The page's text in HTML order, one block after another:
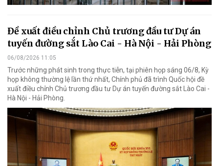
Đề xuất điều chỉnh Chủ trương đầu tư Dự án
tuyến đường sắt Lào Cai - Hà Nội - Hải Phòng
06/08/2026 11:05
Trước những phát sinh trong thực tiễn, tại phiên họp sáng 06/8, Kỳ
họp không thường lệ lần thứ nhất, Chính phủ đã trình Quốc hội đề
xuất điều chỉnh Chủ trương đầu tư Dự án tuyến đường sắt Lào Cai -
Hà Nội - Hải Phòng.